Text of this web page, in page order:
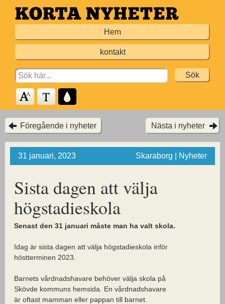
Hoppa
till
Hem
kontakt
Search
for:
Föregående i nyheter Nästa i nyheter
31 januari, 2023 Skaraborg | Nyheter
Sista dagen att välja
högstadieskola
Senast den 31 januari måste man ha valt skola.
Idag är sista dagen att välja högstadieskola inför
höstterminen 2023.
Barnets vårdnadshavare behöver välja skola på
Skövde kommuns hemsida. En vårdnadshavare
är oftast mamman eller pappan till barnet.